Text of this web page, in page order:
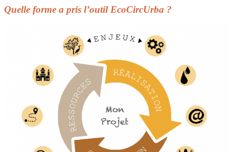
Quelle forme a pris l’outil EcoCircUrba ?